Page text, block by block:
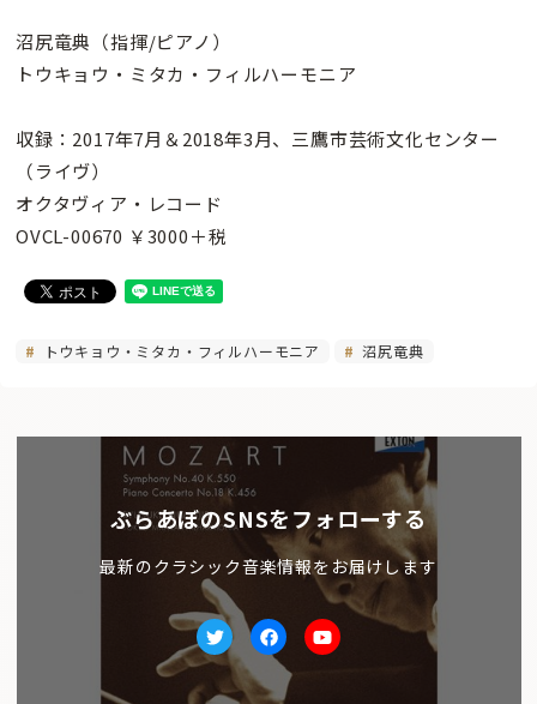
沼尻竜典（指揮/ピアノ）
トウキョウ・ミタカ・フィルハーモニア
収録：2017年7月＆2018年3月、三鷹市芸術文化センター
（ライヴ）
オクタヴィア・レコード
OVCL-00670 ￥3000＋税
トウキョウ・ミタカ・フィルハーモニア 沼尻竜典
ぶらあぼのSNSをフォローする
最新のクラシック音楽情報をお届けします
TwitterfacebookYoutube